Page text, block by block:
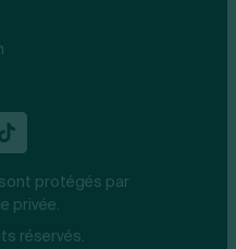
protégés par
privée.
réservés.